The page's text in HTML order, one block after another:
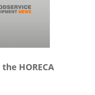
HORECA